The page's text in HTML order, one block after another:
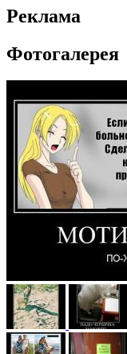
Реклама
Фотогалерея